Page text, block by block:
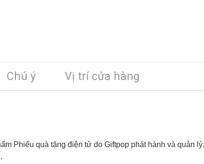
Chú ý Vị trí cửa hàng
Phiếu quà tặng điện tử do Giftpop phát hành và quản